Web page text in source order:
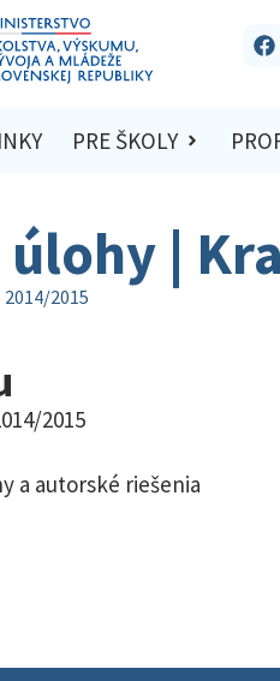
PRE ŠKOLY
úlohy |
2015
2015
a autorské riešenia